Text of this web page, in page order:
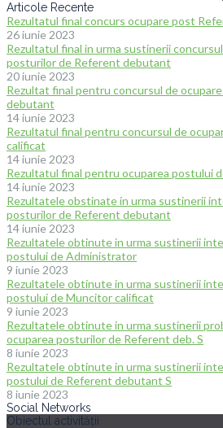
Articole Recente
Rezultatul final concurs ocupare post
26 iunie 2023
Rezultatul final in urma sustinerii
posturilor de Referent debutant
20 iunie 2023
Rezultat final pentru concursul de
debutant
14 iunie 2023
Rezultatul final pentru concursul de
calificat
14 iunie 2023
Rezultatul final pentru ocuparea postului
14 iunie 2023
Rezultatele obstinate in urma sustinerii
posturilor de Referent debutant
14 iunie 2023
Rezultatele obtinute in urma sustinerii
postului de Administrator
9 iunie 2023
Rezultatele obtinute in urma sustinerii
postului de Muncitor calificat
9 iunie 2023
Rezultatele obtinute in urma sustinerii
ocuparea posturilor de Referent deb. S
8 iunie 2023
Rezultatele obtinute in urma sustinerii
postului de Referent debutant S
8 iunie 2023
Social Networks
Obiectul activității